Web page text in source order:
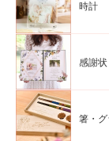
時計
感謝状
箸・グ